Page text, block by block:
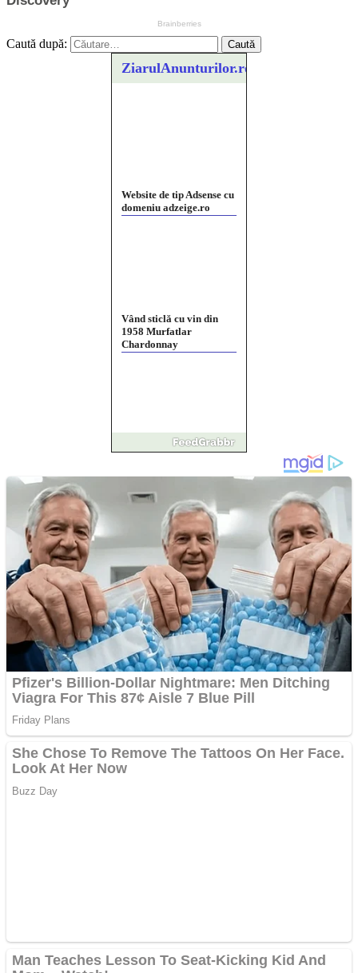
Caută după:
ZiarulAnunturilor.ro
Website de tip Adsense cu
domeniu adzeige.ro
Vând sticlă cu vin din
1958 Murfatlar
Chardonnay
Împrumut si investitii
Ofera def între special
Vând domeniu+website
de publicitate de tip
Adsense
abuz în serviciu